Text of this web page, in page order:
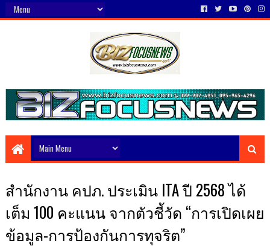
สำนักงาน คปภ. ประเมิน ITA ปี 2568 ได้
เต็ม 100 คะแนน จากตัวชี้วัด “การเปิดเผย
ข้อมูล-การป้องกันการทุจริต”